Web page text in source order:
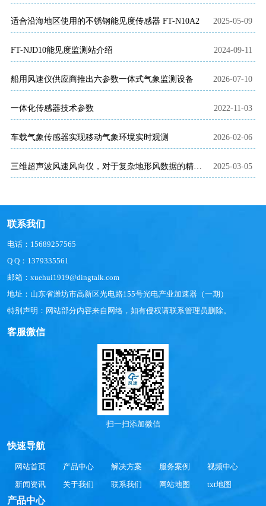
适合沿海地区使用的不锈钢能见度传感器 FT-N10A2 2025-05-09
FT-NJD10能见度监测站介绍 2024-09-11
船用风速仪供应商推出六参数一体式气象监测设备 2026-07-10
一体化传感器技术参数 2022-11-03
车载气象传感器实现移动气象环境实时观测 2026-02-06
2025-03-05
联系我们
电话：15689257565
Q Q：1379335561
邮箱：xuehui1919@dingtalk.com
地址：山东省潍坊市高新区光电路155号光电产业加速器（一期）
特别声明：网站部分内容来自网络，如有侵权请联系管理员删除。
客服微信
扫一扫添加微信
快速导航
网站首页 产品中心 解决方案 服务案例
视频中心
新闻资讯
关于我们 联系我们 网站地图 txt地图
产品中心